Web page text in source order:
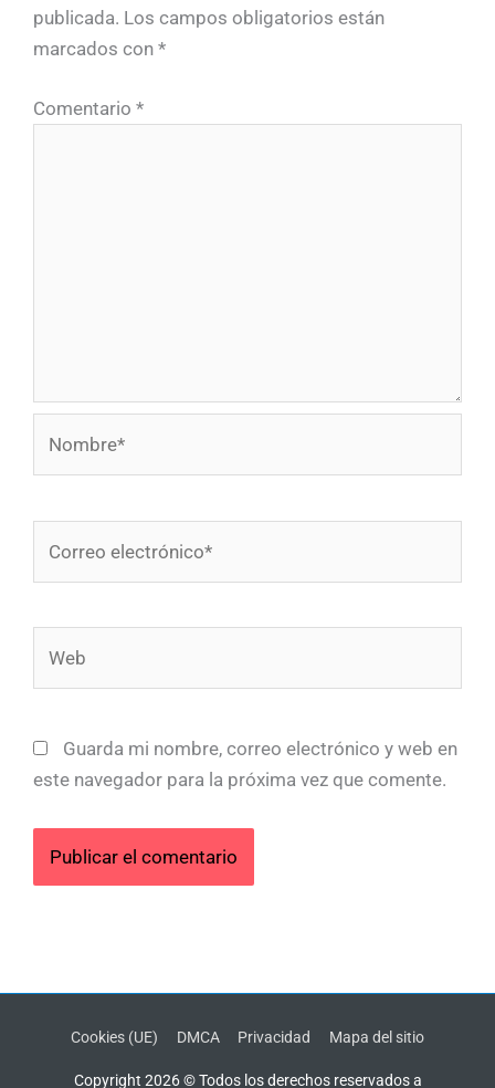
publicada. Los campos obligatorios están
marcados con *
Comentario *
electrónico*
Guarda mi nombre, correo electrónico y web en
este navegador para la próxima vez que comente.
Cookies (UE) DMCA Privacidad Mapa del sitio
Copyright 2026 © Todos los derechos reservados a